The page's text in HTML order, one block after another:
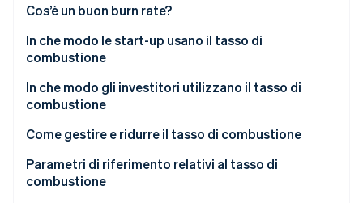
Stripe Sessions 2026
Guarda ora
Tasso di combustione lordo
Tasso di combustione netto
Cos’è un buon burn rate?
In che modo le start-up usano il tasso di
combustione
In che modo gli investitori utilizzano il tasso di
combustione
Come gestire e ridurre il tasso di combustione
Parametri di riferimento relativi al tasso di
combustione